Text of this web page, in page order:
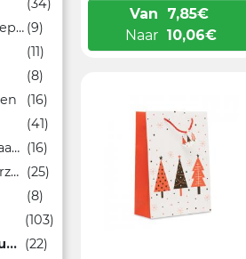
(34)
Scheerapparaten en epileerapparaten (9)
(11)
(8)
(16)
(41)
Personaliseerbare draagbare verstuivers (16)
Manicure en Handverzorging (25)
(8)
(103)
Gepersonaliseerde luchtverfrissers (22)
Van 7,85€
Naar 10,06€